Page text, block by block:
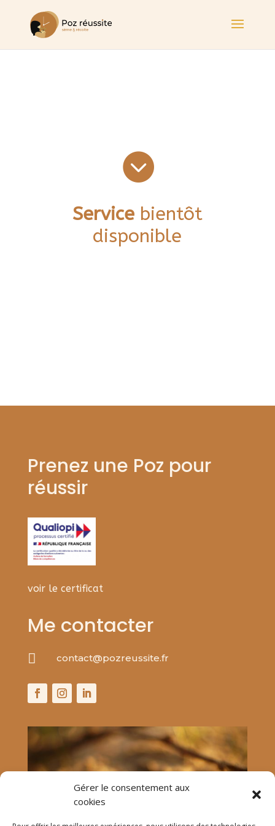
Gérer le consentement aux
cookies

Service bientôt
disponible
Prenez une Poz pour
réussir
voir le certificat
Me contacter
 contact@pozreussite.fr